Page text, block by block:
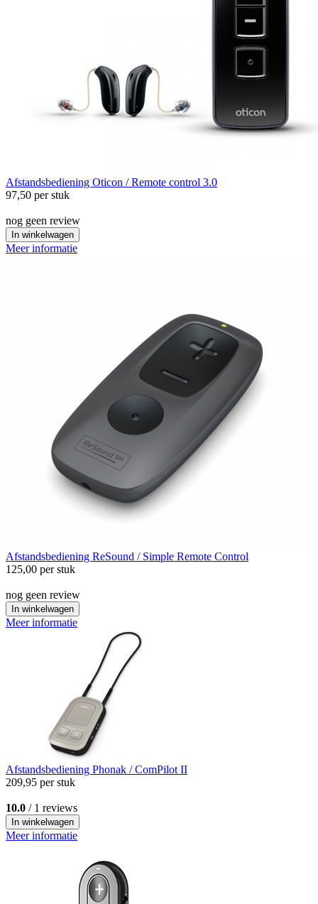
Afstandsbediening Oticon / Remote control 3.0
97,50 per stuk
nog geen review
In winkelwagen
Meer informatie
Afstandsbediening ReSound / Simple Remote Control
125,00 per stuk
nog geen review
In winkelwagen
Meer informatie
Afstandsbediening Phonak / ComPilot II
209,95 per stuk
10.0 / 1 reviews
In winkelwagen
Meer informatie